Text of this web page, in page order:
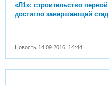
«Л1»: строительство
достигло завершающей
Новость 14.09.2016 14:44